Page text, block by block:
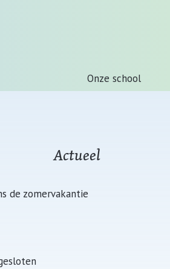
Onze school
Actueel
de zomervakantie